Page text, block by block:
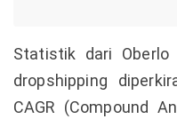
Statistik dari Oberlo
dropshipping
CAGR (Compound